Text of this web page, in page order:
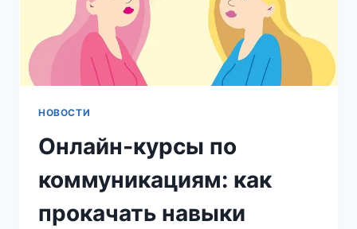
ПРОХОДИТЬ
НОВОСТИ
Онлайн‑курсы по
коммуникациям: как
прокачать навыки